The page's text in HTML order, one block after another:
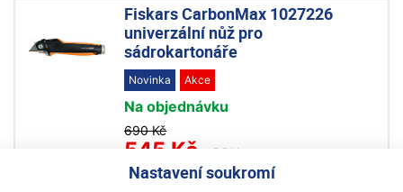
Nastavení soukromí
Fiskars CarbonMax 1027226
univerzální nůž pro
sádrokartonáře
Novinka Akce
Na objednávku
690 Kč
545 Kč s DPH